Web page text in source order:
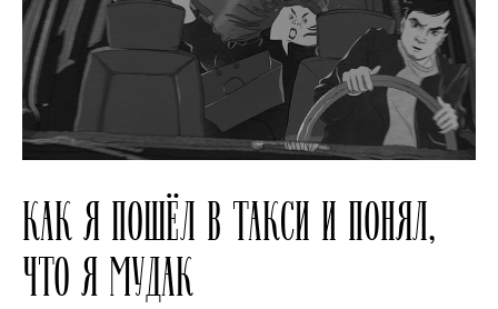
КАК Я ПОШЁЛ В ТАКСИ И ПОНЯЛ,
ЧТО Я МУДАК